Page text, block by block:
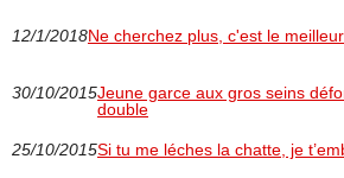
12/1/2018Ne cherchez plus, c'est le
30/10/2015Jeune garce aux gros seins
double
25/10/2015Si tu me léches la chatte, je